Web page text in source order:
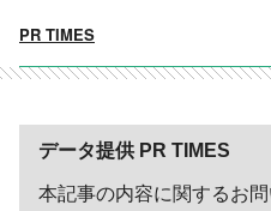
PR TIMES
データ提供 PR TIMES
本記事の内容に関するお